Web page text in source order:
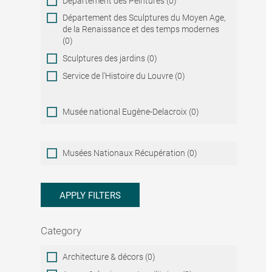
Département des Sculptures du Moyen Age,
de la Renaissance et des temps modernes
(0)
Sculptures des jardins (0)
Service de l'Histoire du Louvre (0)
Musée national Eugène-Delacroix (0)
Musées
Nationaux
Musées Nationaux Récupération (0)
APPLY FILTERS
Category
Category
Architecture & décors (0)